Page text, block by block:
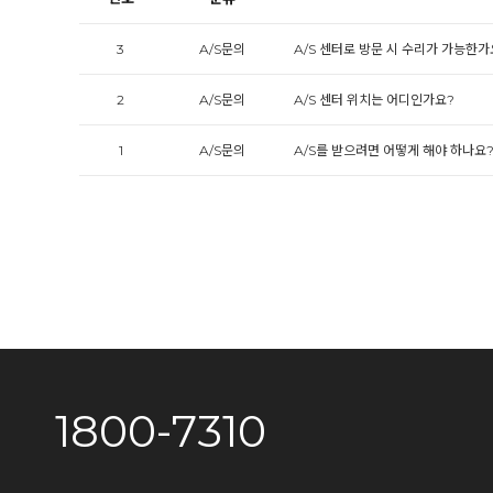
3 A/S문의 A/S 센터로 방문 시 수리가 가능한가
2 A/S문의 A/S 센터 위치는 어디인가요?
1 A/S문의 A/S를 받으려면 어떻게 해야 하나요?
1800-7310